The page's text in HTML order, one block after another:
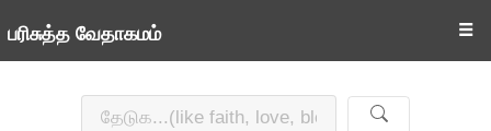
பரிசுத்த வேதாகமம் ☰